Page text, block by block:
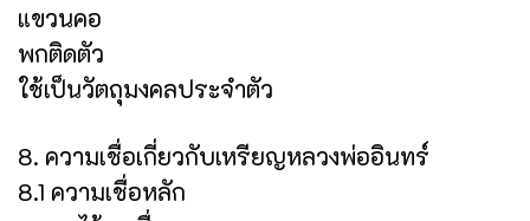
แขวนคอ
พกติดตัว
ใช้เป็นวัตถุมงคลประจำตัว
8. ความเชื่อเกี่ยวกับเหรียญหลวงพ่ออินทร์
8.1 ความเชื่อหลัก